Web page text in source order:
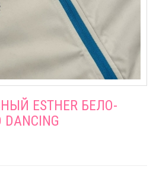
ESTHER БЕЛО-